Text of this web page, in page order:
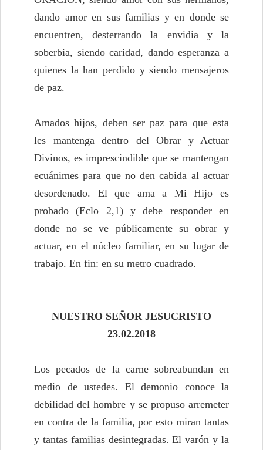
dando amor en sus familias y en donde se
encuentren, desterrando la envidia y la
soberbia, siendo caridad, dando esperanza a
quienes la han perdido y siendo mensajeros
de paz.
Amados hijos, deben ser paz para que esta
les mantenga dentro del Obrar y Actuar
Divinos, es imprescindible que se mantengan
ecuánimes para que no den cabida al actuar
desordenado. El que ama a Mi Hijo es
probado (Eclo 2,1) y debe responder en
donde no se ve públicamente su obrar y
actuar, en el núcleo familiar, en su lugar de
trabajo. En fin: en su metro cuadrado.
NUESTRO SEÑOR JESUCRISTO
23.02.2018
Los pecados de la carne sobreabundan en
medio de ustedes. El demonio conoce la
debilidad del hombre y se propuso arremeter
en contra de la familia, por esto miran tantas
y tantas familias desintegradas. El varón y la